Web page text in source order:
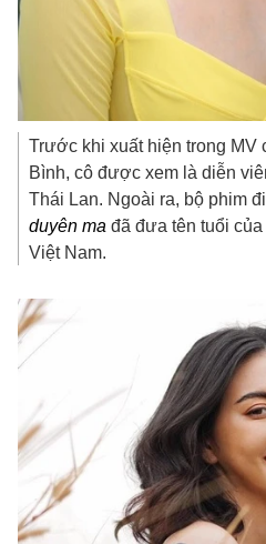
Trước khi xuất hiện trong MV
Bình, cô được xem là diễn
Thái Lan. Ngoài ra, bộ phim
duyên ma đã đưa tên tuổi
Việt Nam.